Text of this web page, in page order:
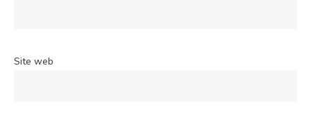
Site web